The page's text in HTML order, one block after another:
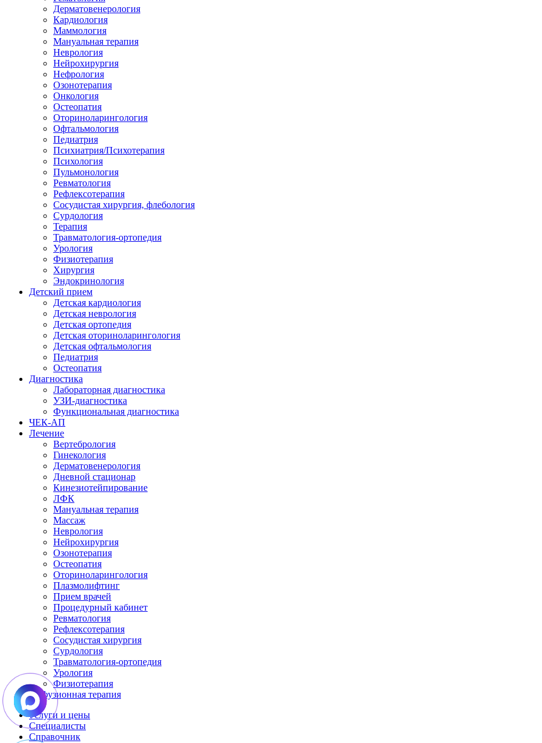
Дерматовенерология
Кардиология
Маммология
Мануальная терапия
Неврология
Нейрохирургия
Нефрология
Озонотерапия
Онкология
Остеопатия
Оториноларингология
Офтальмология
Педиатрия
Психиатрия/Психотерапия
Психология
Пульмонология
Ревматология
Рефлексотерапия
Сосудистая хирургия, флебология
Сурдология
Терапия
Травматология-ортопедия
Урология
Физиотерапия
Хирургия
Эндокринология
Детский прием
Детская кардиология
Детская неврология
Детская ортопедия
Детская оториноларингология
Детская офтальмология
Педиатрия
Остеопатия
Диагностика
Лабораторная диагностика
УЗИ-диагностика
Функциональная диагностика
ЧЕК-АП
Лечение
Вертебрология
Гинекология
Дерматовенерология
Дневной стационар
Кинезиотейпирование
ЛФК
Мануальная терапия
Массаж
Неврология
Нейрохирургия
Озонотерапия
Остеопатия
Оториноларингология
Плазмолифтинг
Прием врачей
Процедурный кабинет
Ревматология
Рефлексотерапия
Сосудистая хирургия
Сурдология
Травматология-ортопедия
Урология
Физиотерапия
Инфузионная терапия
Услуги и цены
Специалисты
Справочник